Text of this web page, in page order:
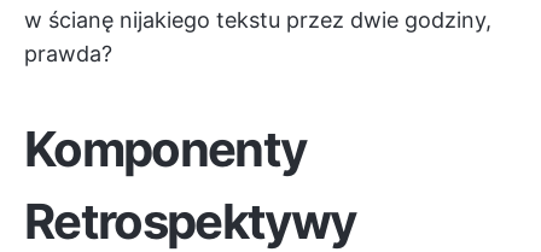
w ścianę nijakiego tekstu przez dwie godziny,
prawda?
Komponenty
Retrospektywy